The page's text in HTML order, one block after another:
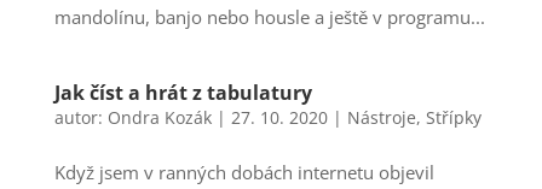
mandolínu, banjo nebo housle a ještě v programu...
Jak číst a hrát z tabulatury
autor: Ondra Kozák| 27. 10. 2020| Nástroje, Střípky
Když jsem v ranných dobách internetu objevil